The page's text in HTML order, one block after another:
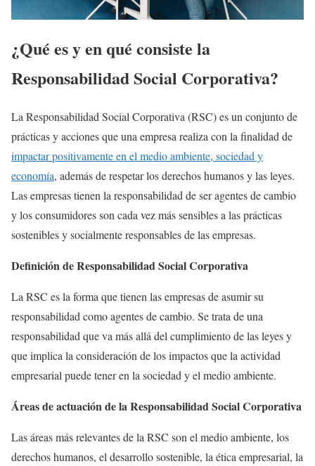
¿Qué es y en qué consiste la
Responsabilidad Social Corporativa?
La Responsabilidad Social Corporativa (RSC) es un conjunto de
prácticas y acciones que una empresa realiza con la finalidad de
impactar positivamente en el medio ambiente, sociedad y
economía, además de respetar los derechos humanos y las leyes.
Las empresas tienen la responsabilidad de ser agentes de cambio
y los consumidores son cada vez más sensibles a las prácticas
sostenibles y socialmente responsables de las empresas.
Definición de Responsabilidad Social Corporativa
La RSC es la forma que tienen las empresas de asumir su
responsabilidad como agentes de cambio. Se trata de una
responsabilidad que va más allá del cumplimiento de las leyes y
que implica la consideración de los impactos que la actividad
empresarial puede tener en la sociedad y el medio ambiente.
Áreas de actuación de la Responsabilidad Social Corporativa
Las áreas más relevantes de la RSC son el medio ambiente, los
derechos humanos, el desarrollo sostenible, la ética empresarial, la